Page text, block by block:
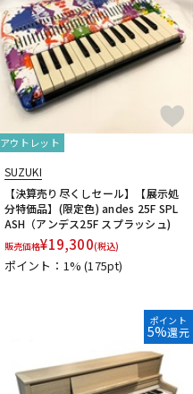
アウトレット
SUZUKI
【決算売り尽くしセール】【展示処
分特価品】(限定色) andes 25F SPL
ASH（アンデス25F スプラッシュ)
販売価格¥19,300(税込)
ポイント：1%(175pt)
ポイント
5%還元